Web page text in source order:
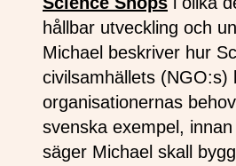
hållbar utveckling och
Michael beskriver hur
civilsamhällets (NGO:s)
organisationernas
svenska exempel,
säger Michael skall